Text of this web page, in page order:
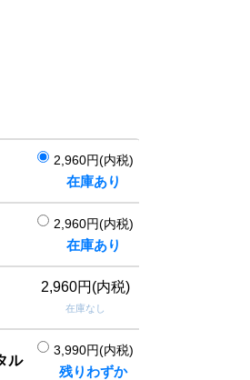
2,960円(内税)
在庫あり
2,960円(内税)
在庫あり
2,960円(内税)
在庫なし
ル
3,990円(内税)
残りわずか